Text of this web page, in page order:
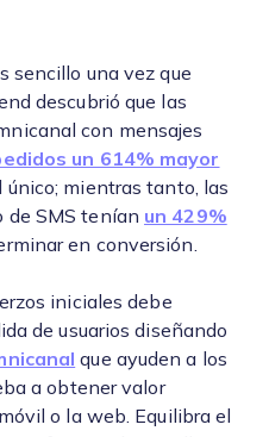
sencillo una vez que
descubrió que las
con mensajes
un 614% mayor
único; mientras tanto, las
de SMS tenían un 429%
en conversión.
iniciales debe
de usuarios diseñando
que ayuden a los
a obtener valor
o la web. Equilibra el